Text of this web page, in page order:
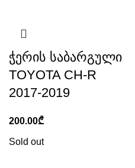
ჭერის საბარგული
TOYOTA CH-R
2017-2019
200.00₾
Sold out